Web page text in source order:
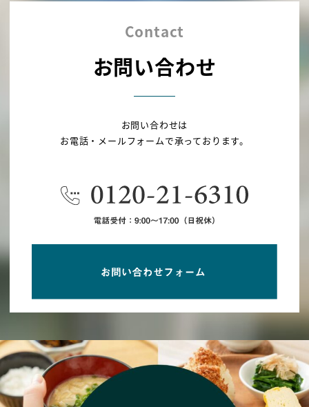
Contact
お問い合わせ
お問い合わせは
お電話・メールフォームで承っております。